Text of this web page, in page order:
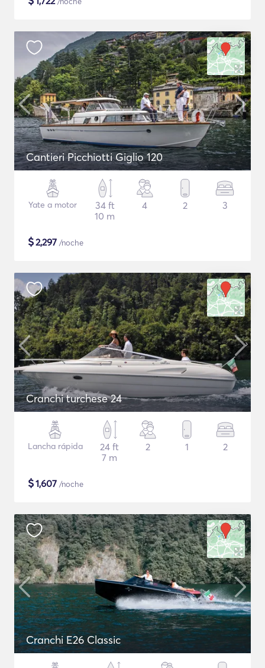
Cantieri Picchiotti Giglio 120
Yate a motor
34 ft
10 m
4 2 3
$2,297 /noche
Cranchi turchese 24
Lancha rápida
24 ft
7 m
2 1 2
$1,607 /noche
Cranchi E26 Classic